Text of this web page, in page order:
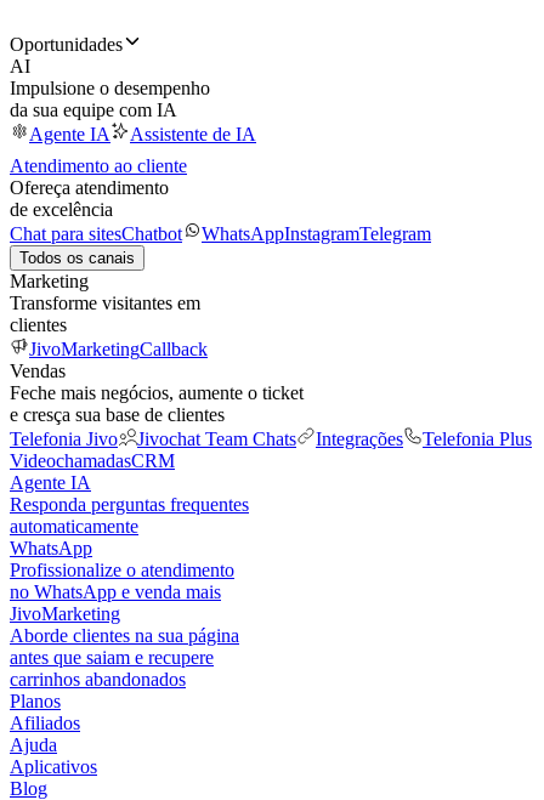
Oportunidades
AI
Impulsione o desempenho
da sua equipe com IA
Agente IA
Assistente de IA
Atendimento ao cliente
Ofereça atendimento
de excelência
Chat para sitesChatbot WhatsAppInstagramTelegram
Todos os canais
Marketing
Transforme visitantes em
clientes
JivoMarketingCallback
Vendas
Feche mais negócios, aumente o ticket
e cresça sua base de clientes
Telefonia Jivo
Jivochat Team Chats Integrações
Telefonia Plus
VideochamadasCRM
Agente IA
Responda perguntas frequentes
automaticamente
WhatsApp
Profissionalize o atendimento
no WhatsApp e venda mais
JivoMarketing
Aborde clientes na sua página
antes que saiam e recupere
carrinhos abandonados
Planos
Afiliados
Ajuda
Aplicativos
Blog